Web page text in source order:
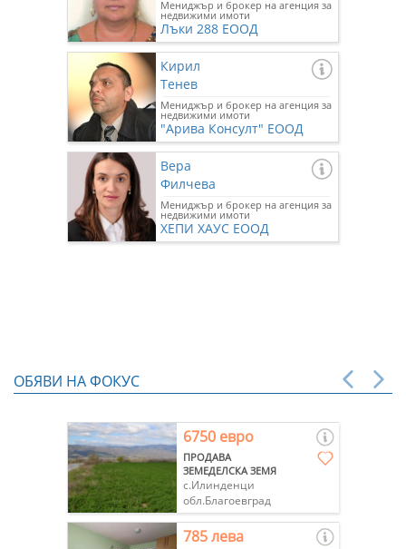
Мениджър и брокер на агенция за
недвижими имоти
Лъки 288 ЕООД
Кирил
Тенев
Мениджър и брокер на агенция за
недвижими имоти
"Арива Консулт" ЕООД
Вера
Филчева
Мениджър и брокер на агенция за
недвижими имоти
ХЕПИ ХАУС ЕООД
ОБЯВИ НА ФОКУС
6750 евро
ПРОДАВА
ЗЕМЕДЕЛСКА ЗЕМЯ
с.Илинденци
обл.Благоевград
785 лева